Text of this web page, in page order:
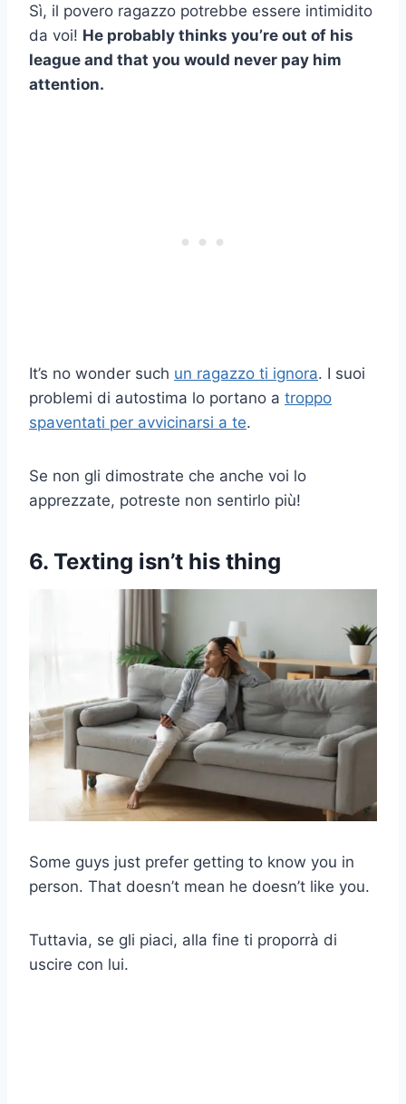
Sì, il povero ragazzo potrebbe essere intimidito
da voi! He probably thinks you’re out of his
league and that you would never pay him
attention.
It’s no wonder such un ragazzo ti ignora. I suoi
problemi di autostima lo portano a troppo
spaventati per avvicinarsi a te.
Se non gli dimostrate che anche voi lo
apprezzate, potreste non sentirlo più!
6. Texting isn’t his thing
Some guys just prefer getting to know you in
person. That doesn’t mean he doesn’t like you.
Tuttavia, se gli piaci, alla fine ti proporrà di
uscire con lui.